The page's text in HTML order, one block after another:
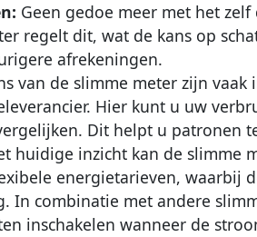
Geen gedoe meer met het
regelt dit, wat de kans op
afrekeningen.
van de slimme meter zijn vaak
Hier kunt u uw
Dit helpt u patronen
huidige inzicht kan de slimme
energietarieven, waarbij
In combinatie met andere
inschakelen wanneer de